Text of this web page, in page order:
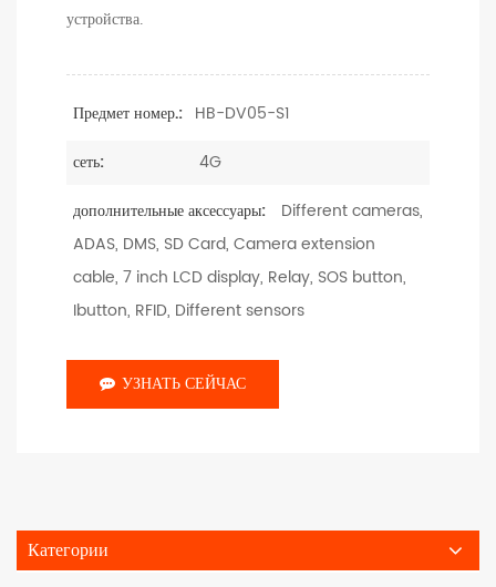
устройства.
Предмет номер.: HB-DV05-S1
сеть:
4G
дополнительные аксессуары:
Different cameras,
ADAS, DMS, SD Card, Camera extension
cable, 7 inch LCD display, Relay, SOS button,
Ibutton, RFID, Different sensors
УЗНАТЬ СЕЙЧАС
Категории